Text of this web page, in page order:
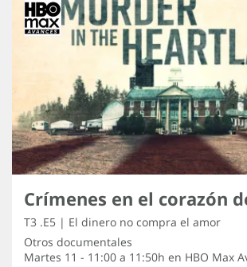
Crímenes en el corazón
T3 .E5 | El dinero no compra el amor
Otros documentales
Martes 11 - 11:00 a 11:50h en HBO Max